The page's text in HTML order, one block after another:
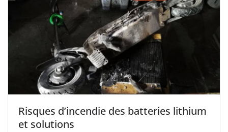
Risques d’incendie des batteries lithium
et solutions